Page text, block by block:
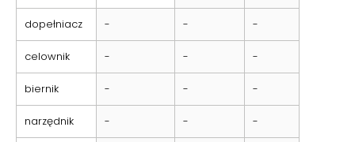
dopełniacz - - -
celownik - - -
biernik - - -
narzędnik - - -